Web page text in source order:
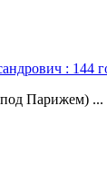
: 144
под Парижем) ...